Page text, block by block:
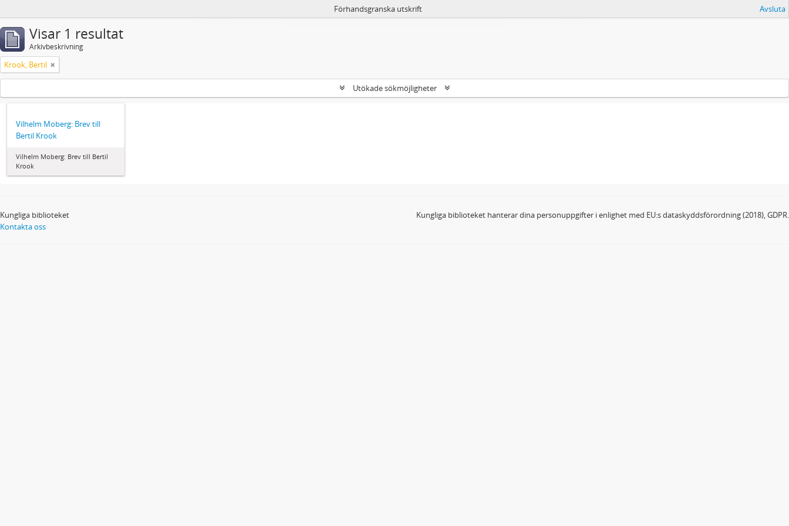
Förhandsgranska utskrift Avsluta
Visar 1 resultat
Arkivbeskrivning
Krook, Bertil
Utökade sökmöjligheter
Vilhelm Moberg: Brev till
Bertil Krook
Vilhelm Moberg: Brev till Bertil
Krook
Kungliga biblioteket
Kontakta oss
Kungliga biblioteket hanterar dina personuppgifter i enlighet med EU:s dataskyddsförordning (2018), GDPR.